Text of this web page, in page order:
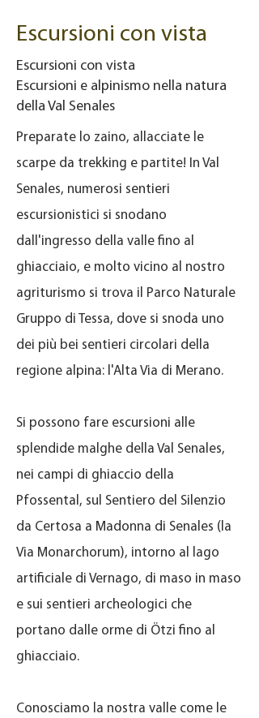
Escursioni con vista
Escursioni con vista
Escursioni e alpinismo nella natura
della Val Senales
Preparate lo zaino, allacciate le
scarpe da trekking e partite! In Val
Senales, numerosi sentieri
escursionistici si snodano
dall'ingresso della valle fino al
ghiacciaio, e molto vicino al nostro
agriturismo si trova il Parco Naturale
Gruppo di Tessa, dove si snoda uno
dei più bei sentieri circolari della
regione alpina: l'Alta Via di Merano.
Si possono fare escursioni alle
splendide malghe della Val Senales,
nei campi di ghiaccio della
Pfossental, sul Sentiero del Silenzio
da Certosa a Madonna di Senales (la
Via Monarchorum), intorno al lago
artificiale di Vernago, di maso in maso
e sui sentieri archeologici che
portano dalle orme di Ötzi fino al
ghiacciaio.
Conosciamo la nostra valle come le